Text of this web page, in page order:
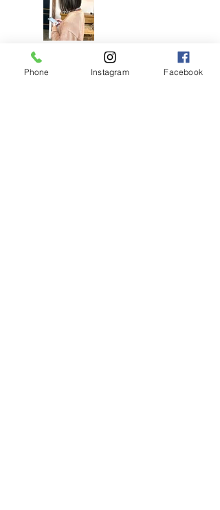
耳ツボジュエリーは
じめました！
Phone Instagram Facebook